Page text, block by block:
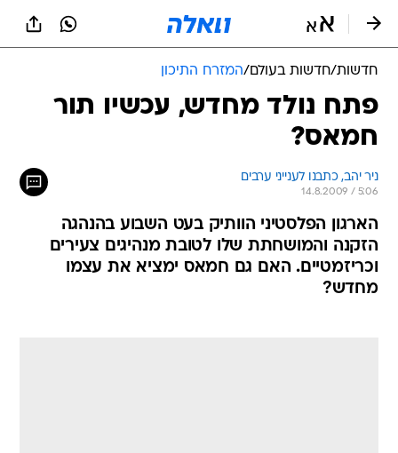
חדשות/חדשות בעולם/המזרח התיכון
פתח נולד מחדש, עכשיו תור
חמאס?
ניר יהב, כתבנו לענייני ערבים
14.8.2009 / 5:06
הארגון הפלסטיני הוותיק בעט השבוע בהנהגה
הזקנה והמושחתת שלו לטובת מנהיגים צעירים
וכריזמטיים. האם גם חמאס ימציא את עצמו
מחדש?